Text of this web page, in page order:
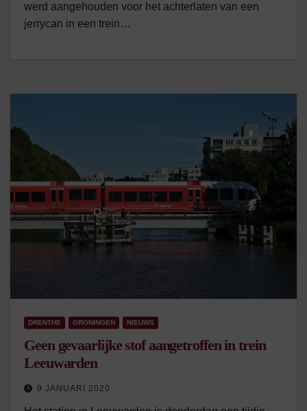
werd aangehouden voor het achterlaten van een
jerrycan in een trein…
DRENTHE GRONINGEN NIEUWS
Geen gevaarlijke stof aangetroffen in trein
Leeuwarden
9 JANUARI 2020